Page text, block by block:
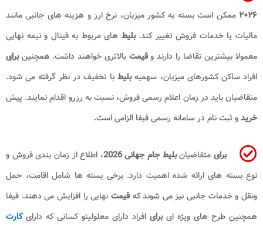
۲۰۲۶ ممکن است بسته به کشور میزبان، نرخ ارز و هزینه های جانبی مانند
مالیات یا خدمات فروش تغییر کند.بلیط های مربوط به فینال و نیمه نهایی
معمولا بیشترین تقاضا را دارند وقیمتبالاتری خواهند داشت. همچنینبرای
افراد ساکن کشورهای میزبان، سهمیهبلیط با تخفیف در نظر گرفته می شود.
متقاضیان باید در زمان اعلام رسمی فروش، نسبت به رزرو اقدام نمایند. پیش
خریدو ثبت نام در سامانه رسمی فیفا الزامی است.
برای متقاضیانبلیط جام جهانی 2026
، اطلاع از زمان بندی فروش و
نوع بسته های ارائه شده اهمیت دارد. برخی بسته ها شامل اقامت، حمل
ونقل و خدمات جانبی نیز می شوند کهقیمت نهایی را افزایش می دهند. فیفا
همچنین طرح های ویژه ایبرای افراد دارای معلولیتو کسانی که دارایکارت